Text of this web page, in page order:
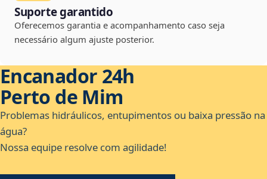
Suporte garantido
Oferecemos garantia e acompanhamento caso seja
necessário algum ajuste posterior.
Encanador 24h
Perto de Mim
Problemas hidráulicos, entupimentos ou baixa pressão na
água?
Nossa equipe resolve com agilidade!